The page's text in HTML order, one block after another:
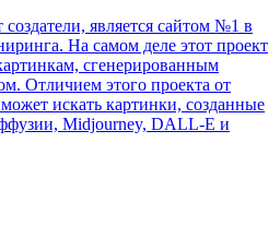
является сайтом №1 в
На самом деле этот проект
сгенерированным
Отличием этого проекта от
искать картинки, созданные
Midjourney, DALL-E и